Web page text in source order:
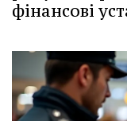
фінансові